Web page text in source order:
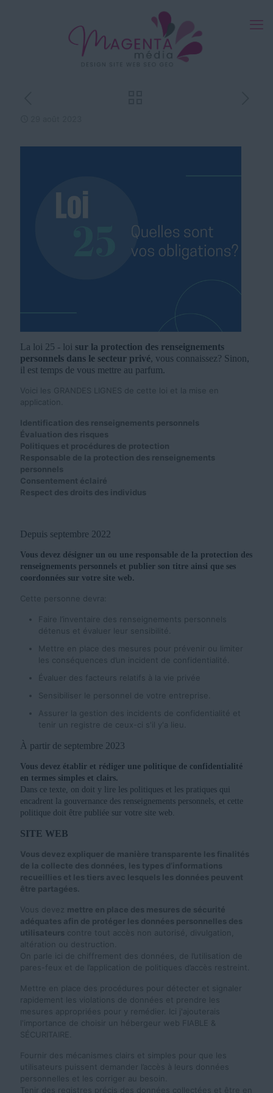
La loi 25 - loi sur la protection des renseignements
personnels dans le secteur privé, vous connaissez? Sinon,
il est temps de vous mettre au parfum.
Voici les GRANDES LIGNES de cette loi et la mise en
application.
Identification des renseignements personnels
Évaluation des risques
Politiques et procédures de protection
Responsable de la protection des renseignements
personnels
Consentement éclairé
Respect des droits des individus
Depuis septembre 2022
Vous devez désigner un ou une responsable de la protection des
renseignements personnels et publier son titre ainsi que ses
coordonnées sur votre site web.
Cette personne devra:
Faire l’inventaire des renseignements personnels
détenus et évaluer leur sensibilité.
Mettre en place des mesures pour prévenir ou limiter
les conséquences d’un incident de confidentialité.
Évaluer des facteurs relatifs à la vie privée
Sensibiliser le personnel de votre entreprise.
Assurer la gestion des incidents de confidentialité et
tenir un registre de ceux-ci s'il y'a lieu.
À partir de septembre 2023
Vous devez établir et rédiger une politique de confidentialité
en termes simples et clairs.
Dans ce texte, on doit y lire les politiques et les pratiques qui
encadrent la gouvernance des renseignements personnels, et cette
politique doit être publiée sur votre site web.
SITE WEB
Vous devez expliquer de manière transparente les finalités
de la collecte des données, les types d’informations
recueillies et les tiers avec lesquels les données peuvent
être partagées.
Vous devez mettre en place des mesures de sécurité
adéquates afin de protéger les données personnelles des
utilisateurs contre tout accès non autorisé, divulgation,
altération ou destruction.
On parle ici de chiffrement des données, de l’utilisation de
pares-feux et de l’application de politiques d’accès restreint.
Mettre en place des procédures pour détecter et signaler
rapidement les violations de données et prendre les
mesures appropriées pour y remédier. Ici j'ajouterais
l'importance de choisir un hébergeur web FIABLE &
SÉCURITAIRE.
Fournir des mécanismes clairs et simples pour que les
utilisateurs puissent demander l’accès à leurs données
personnelles et les corriger au besoin.
Tenir des registres précis des données collectées et être en